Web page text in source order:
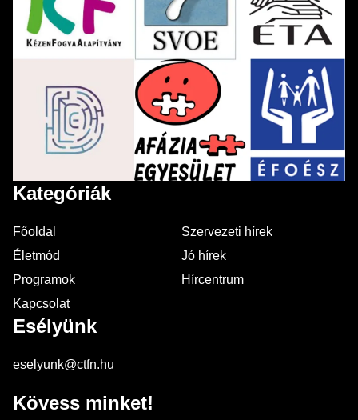
Kategóriák
Főoldal
Szervezeti hírek
Életmód
Jó hírek
Programok
Hírcentrum
Kapcsolat
Esélyünk
eselyunk@ctfn.hu
Kövess minket!